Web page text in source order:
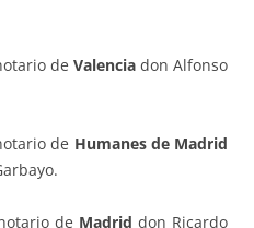
de Valenciadon Alfonso
de Humanes de Madrid
de Madrid don Ricardo